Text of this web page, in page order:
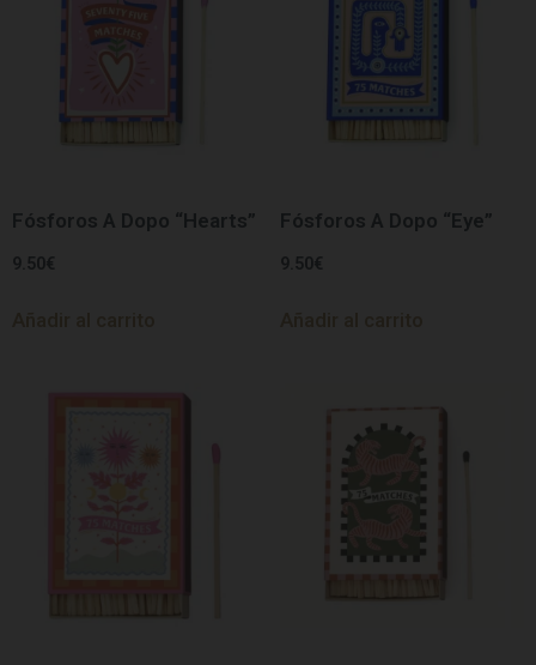
Fósforos A Dopo “Hearts”
9.50€
Fósforos A Dopo “Eye”
9.50€